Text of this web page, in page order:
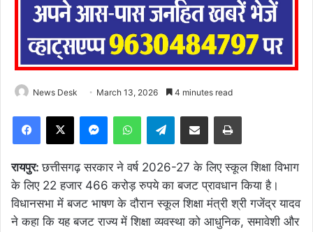
News Desk March 13, 2026 4 minutes read
Facebook
X MessengerWhatsAppTelegramShare via Email Print
रायपुर:छत्तीसगढ़ सरकार ने वर्ष 2026-27 के लिए स्कूल शिक्षा विभाग
के लिए 22 हजार 466 करोड़ रुपये का बजट प्रावधान किया है।
विधानसभा में बजट भाषण के दौरान स्कूल शिक्षा मंत्री श्री गजेंद्र यादव
ने कहा कि यह बजट राज्य में शिक्षा व्यवस्था को आधुनिक, समावेशी और